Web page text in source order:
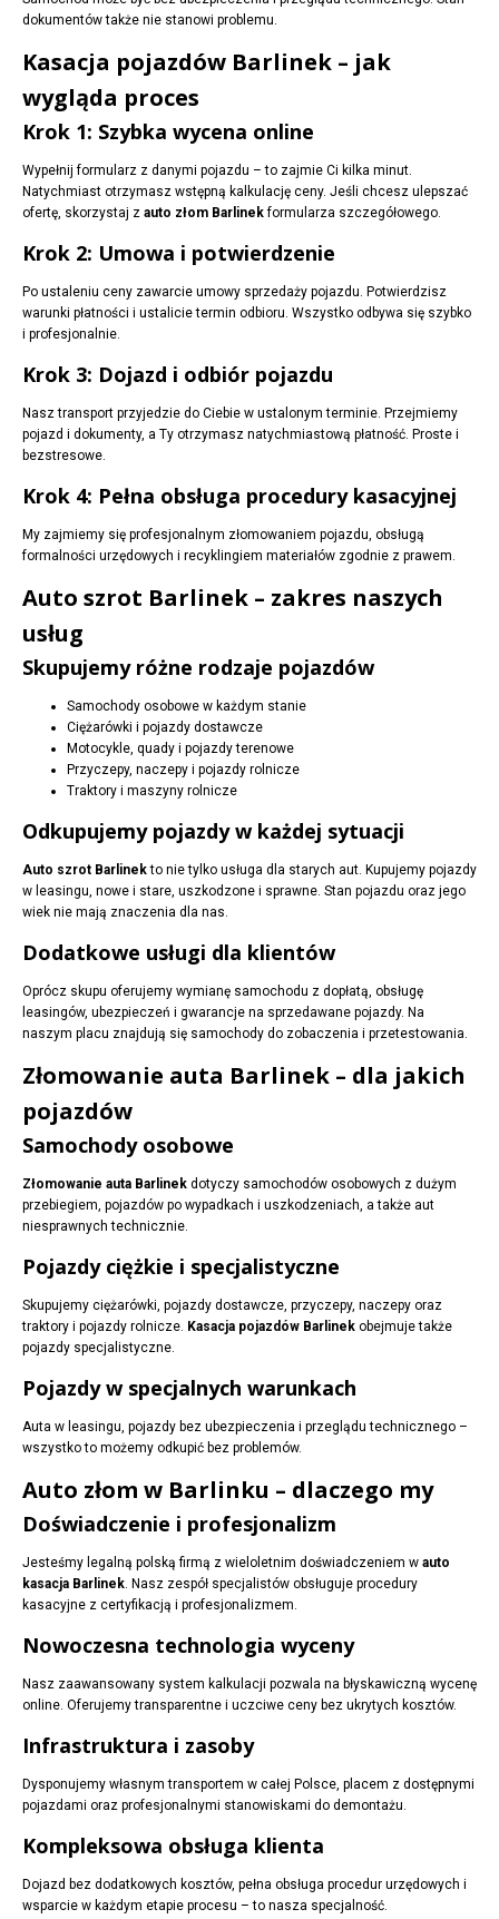
dokumentów także nie stanowi problemu.
Kasacja pojazdów Barlinek – jak
wygląda proces
Krok 1: Szybka wycena online
Wypełnij formularz z danymi pojazdu – to zajmie Ci kilka minut.
Natychmiast otrzymasz wstępną kalkulację ceny. Jeśli chcesz ulepszać
ofertę, skorzystaj z auto złom Barlinekformularza szczegółowego.
Krok 2: Umowa i potwierdzenie
Po ustaleniu ceny zawarcie umowy sprzedaży pojazdu. Potwierdzisz
warunki płatności i ustalicie termin odbioru. Wszystko odbywa się szybko
i profesjonalnie.
Krok 3: Dojazd i odbiór pojazdu
Nasz transport przyjedzie do Ciebie w ustalonym terminie. Przejmiemy
pojazd i dokumenty, a Ty otrzymasz natychmiastową płatność. Proste i
bezstresowe.
Krok 4: Pełna obsługa procedury kasacyjnej
My zajmiemy się profesjonalnym złomowaniem pojazdu, obsługą
formalności urzędowych i recyklingiem materiałów zgodnie z prawem.
Auto szrot Barlinek – zakres naszych
usług
Skupujemy różne rodzaje pojazdów
Samochody osobowe w każdym stanie
Ciężarówki i pojazdy dostawcze
Motocykle, quady i pojazdy terenowe
Przyczepy, naczepy i pojazdy rolnicze
Traktory i maszyny rolnicze
Odkupujemy pojazdy w każdej sytuacji
Auto szrot Barlinekto nie tylko usługa dla starych aut. Kupujemy pojazdy
w leasingu, nowe i stare, uszkodzone i sprawne. Stan pojazdu oraz jego
wiek nie mają znaczenia dla nas.
Dodatkowe usługi dla klientów
Oprócz skupu oferujemy wymianę samochodu z dopłatą, obsługę
leasingów, ubezpieczeń i gwarancje na sprzedawane pojazdy. Na
naszym placu znajdują się samochody do zobaczenia i przetestowania.
Złomowanie auta Barlinek – dla jakich
pojazdów
Samochody osobowe
Złomowanie auta Barlinek dotyczy samochodów osobowych z dużym
przebiegiem, pojazdów po wypadkach i uszkodzeniach, a także aut
niesprawnych technicznie.
Pojazdy ciężkie i specjalistyczne
Skupujemy ciężarówki, pojazdy dostawcze, przyczepy, naczepy oraz
traktory i pojazdy rolnicze. Kasacja pojazdów Barlinek obejmuje także
pojazdy specjalistyczne.
Pojazdy w specjalnych warunkach
Auta w leasingu, pojazdy bez ubezpieczenia i przeglądu technicznego –
wszystko to możemy odkupić bez problemów.
Auto złom w Barlinku – dlaczego my
Doświadczenie i profesjonalizm
Jesteśmy legalną polską firmą z wieloletnim doświadczeniem w auto
kasacja Barlinek. Nasz zespół specjalistów obsługuje procedury
kasacyjne z certyfikacją i profesjonalizmem.
Nowoczesna technologia wyceny
Nasz zaawansowany system kalkulacji pozwala na błyskawiczną wycenę
online. Oferujemy transparentne i uczciwe ceny bez ukrytych kosztów.
Infrastruktura i zasoby
Dysponujemy własnym transportem w całej Polsce, placem z dostępnymi
pojazdami oraz profesjonalnymi stanowiskami do demontażu.
Kompleksowa obsługa klienta
Dojazd bez dodatkowych kosztów, pełna obsługa procedur urzędowych i
wsparcie w każdym etapie procesu – to nasza specjalność.